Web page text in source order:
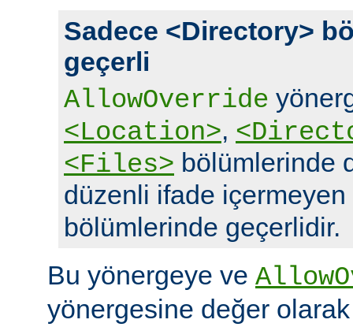
Sadece <Directory>
geçerli
AllowOverride
<Location>,
<Files> bölümlerinde
düzenli ifade içermeyen
bölümlerinde geçerlidir.
Bu yönergeye ve
yönergesine değer